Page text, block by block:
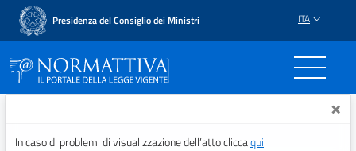
Presidenza del Consiglio dei Ministri ITA
Normattiva - Il portale ×
In caso di problemi di visualizzazione dell’atto cliccaqui